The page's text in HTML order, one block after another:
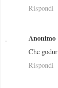
Rispondi
Anonimo
Che
Rispondi